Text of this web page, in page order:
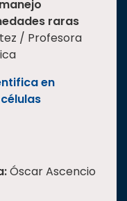
raras
/ Profesora
en
Óscar Ascencio